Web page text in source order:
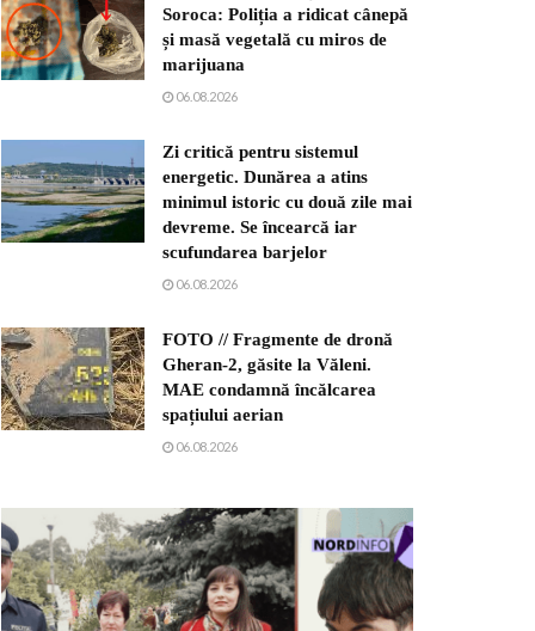
Soroca: Poliția a ridicat cânepă
și masă vegetală cu miros de
marijuana
06.08.2026
Zi critică pentru sistemul
energetic. Dunărea a atins
minimul istoric cu două zile mai
devreme. Se încearcă iar
scufundarea barjelor
06.08.2026
FOTO // Fragmente de dronă
Gheran-2, găsite la Văleni.
MAE condamnă încălcarea
spațiului aerian
06.08.2026